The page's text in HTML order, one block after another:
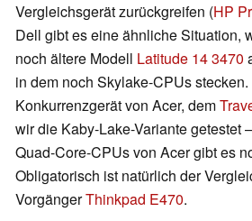
Vergleichsgerät zurückgreifen (HP
Dell gibt es eine ähnliche Situation,
noch ältere Modell Latitude 14 3470
in dem noch Skylake-CPUs
Konkurrenzgerät von Acer, dem
wir die Kaby-Lake-Variante getestet
Quad-Core-CPUs von Acer gibt es
Obligatorisch ist natürlich der
VorgängerThinkpad E470.